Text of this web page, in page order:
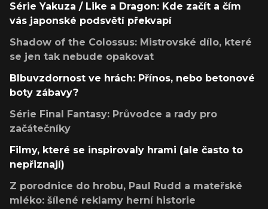
Série Yakuza / Like a Dragon: Kde začít a čím
vás japonské podsvětí překvapí
Shadow of the Colossus: Mistrovské dílo, které
se jen tak nebude opakovat
Blbuvzdornost ve hrách: Přínos, nebo betonové
boty zábavy?
Série Final Fantasy: Průvodce a rady pro
začátečníky
Filmy, které se inspirovaly hrami (ale často to
nepřiznají)
Z porodnice do hrobu, Paul Rudd a mateřské
mléko: šílené reklamy herní historie